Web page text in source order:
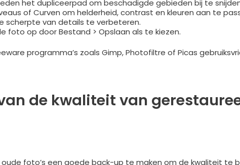
het dupliceerpad om beschadigde gebieden bij te
of Curven om helderheid, contrast en kleuren aan te
scherpte van details te verbeteren.
foto op door Bestand > Opslaan als te kiezen.
programma’s zoals Gimp, Photofiltre of Picas
de kwaliteit van
foto’s een goede back-up te maken om de kwaliteit te